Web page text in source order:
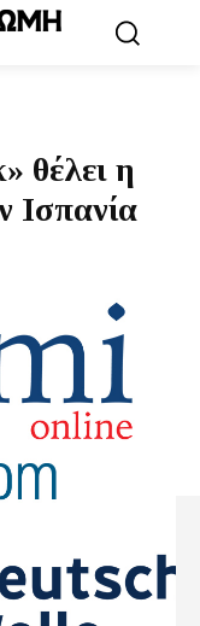
θέλει η
Ισπανία